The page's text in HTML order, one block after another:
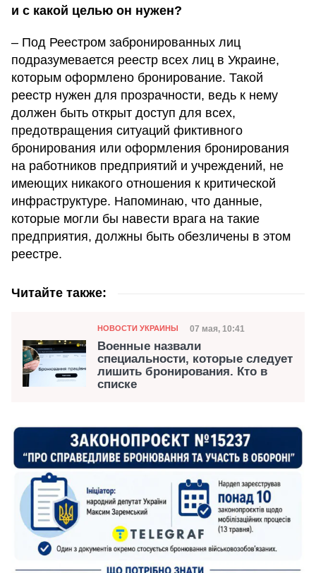
и с какой целью он нужен?
– Под Реестром забронированных лиц
подразумевается реестр всех лиц в Украине,
которым оформлено бронирование. Такой
реестр нужен для прозрачности, ведь к нему
должен быть открыт доступ для всех,
предотвращения ситуаций фиктивного
бронирования или оформления бронирования
на работников предприятий и учреждений, не
имеющих никакого отношения к критической
инфраструктуре. Напоминаю, что данные,
которые могли бы навести врага на такие
предприятия, должны быть обезличены в этом
реестре.
Читайте также:
Категория
НОВОСТИ УКРАИНЫ Дата публикации
07 мая, 10:41
Военные назвали
специальности, которые следует
лишить бронирования. Кто в
списке